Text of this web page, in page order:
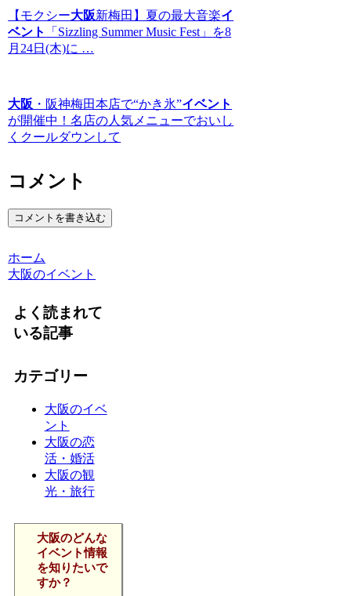
【モクシー大阪新梅田】夏の最大音楽イ
ベント
「Sizzling Summer Music Fest」を8
月24日(木)に …
大阪 ・阪神梅田本店で“かき氷”イベント
が開催中！名店の人気メニューでおいし
くクールダウンして
コメント
コメントを書き込む
ホーム
大阪のイベント
よく読まれて
いる記事
カテゴリー
大阪のイベ
ント
大阪の恋
活・婚活
大阪の観
光・旅行
大阪のどんな
イベント情報
を知りたいで
すか？